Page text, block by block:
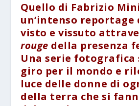
Quello di Fabrizio
un’intenso reportage
visto e vissuto
rouge della presenza
Una serie
giro per il mondo e
luce delle donne di
della terra che si